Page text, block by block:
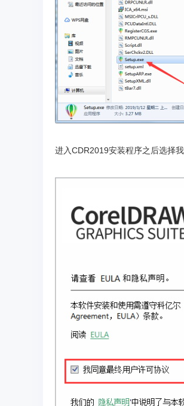
进入CDR2019安装程序之后选择